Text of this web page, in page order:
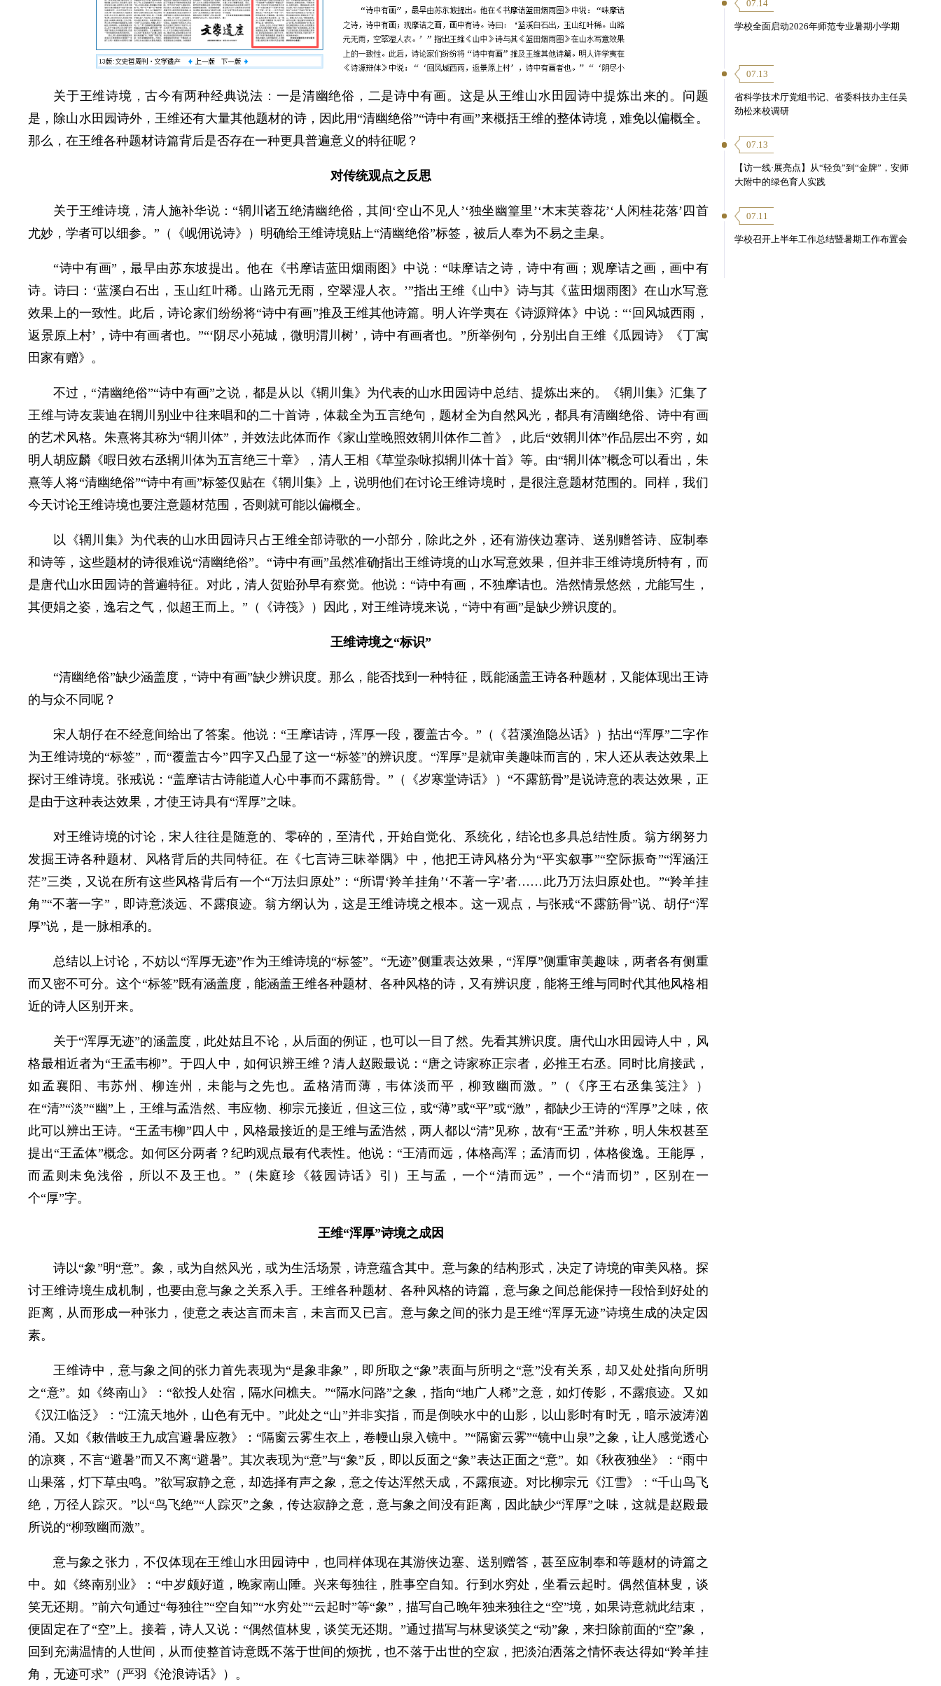
关于王维诗境，古今有两种经典说法：一是清幽绝俗，二是诗中有画。这是从王维山水田园诗中提炼出来的。问题
是，除山水田园诗外，王维还有大量其他题材的诗，因此用“清幽绝俗”“诗中有画”来概括王维的整体诗境，难免以偏概全。
那么，在王维各种题材诗篇背后是否存在一种更具普遍意义的特征呢？
对传统观点之反思
关于王维诗境，清人施补华说：“辋川诸五绝清幽绝俗，其间‘空山不见人’‘独坐幽篁里’‘木末芙蓉花’‘人闲桂花落’四首
尤妙，学者可以细参。”（《岘佣说诗》）明确给王维诗境贴上“清幽绝俗”标签，被后人奉为不易之圭臬。
“诗中有画”，最早由苏东坡提出。他在《书摩诘蓝田烟雨图》中说：“味摩诘之诗，诗中有画；观摩诘之画，画中有
诗。诗曰：‘蓝溪白石出，玉山红叶稀。山路元无雨，空翠湿人衣。’”指出王维《山中》诗与其《蓝田烟雨图》在山水写意
效果上的一致性。此后，诗论家们纷纷将“诗中有画”推及王维其他诗篇。明人许学夷在《诗源辩体》中说：“‘回风城西雨，
返景原上村’，诗中有画者也。”“‘阴尽小苑城，微明渭川树’，诗中有画者也。”所举例句，分别出自王维《瓜园诗》《丁寓
田家有赠》。
不过，“清幽绝俗”“诗中有画”之说，都是从以《辋川集》为代表的山水田园诗中总结、提炼出来的。《辋川集》汇集了
王维与诗友裴迪在辋川别业中往来唱和的二十首诗，体裁全为五言绝句，题材全为自然风光，都具有清幽绝俗、诗中有画
的艺术风格。朱熹将其称为“辋川体”，并效法此体而作《家山堂晚照效辋川体作二首》，此后“效辋川体”作品层出不穷，如
明人胡应麟《暇日效右丞辋川体为五言绝三十章》，清人王相《草堂杂咏拟辋川体十首》等。由“辋川体”概念可以看出，朱
熹等人将“清幽绝俗”“诗中有画”标签仅贴在《辋川集》上，说明他们在讨论王维诗境时，是很注意题材范围的。同样，我们
今天讨论王维诗境也要注意题材范围，否则就可能以偏概全。
以《辋川集》为代表的山水田园诗只占王维全部诗歌的一小部分，除此之外，还有游侠边塞诗、送别赠答诗、应制奉
和诗等，这些题材的诗很难说“清幽绝俗”。“诗中有画”虽然准确指出王维诗境的山水写意效果，但并非王维诗境所特有，而
是唐代山水田园诗的普遍特征。对此，清人贺贻孙早有察觉。他说：“诗中有画，不独摩诘也。浩然情景悠然，尤能写生，
其便娟之姿，逸宕之气，似超王而上。”（《诗筏》）因此，对王维诗境来说，“诗中有画”是缺少辨识度的。
王维诗境之“标识”
“清幽绝俗”缺少涵盖度，“诗中有画”缺少辨识度。那么，能否找到一种特征，既能涵盖王诗各种题材，又能体现出王诗
的与众不同呢？
宋人胡仔在不经意间给出了答案。他说：“王摩诘诗，浑厚一段，覆盖古今。”（《苕溪渔隐丛话》）拈出“浑厚”二字作
为王维诗境的“标签”，而“覆盖古今”四字又凸显了这一“标签”的辨识度。“浑厚”是就审美趣味而言的，宋人还从表达效果上
探讨王维诗境。张戒说：“盖摩诘古诗能道人心中事而不露筋骨。”（《岁寒堂诗话》）“不露筋骨”是说诗意的表达效果，正
是由于这种表达效果，才使王诗具有“浑厚”之味。
对王维诗境的讨论，宋人往往是随意的、零碎的，至清代，开始自觉化、系统化，结论也多具总结性质。翁方纲努力
发掘王诗各种题材、风格背后的共同特征。在《七言诗三昧举隅》中，他把王诗风格分为“平实叙事”“空际振奇”“浑涵汪
茫”三类，又说在所有这些风格背后有一个“万法归原处”：“所谓‘羚羊挂角’‘不著一字’者……此乃万法归原处也。”“羚羊挂
角”“不著一字”，即诗意淡远、不露痕迹。翁方纲认为，这是王维诗境之根本。这一观点，与张戒“不露筋骨”说、胡仔“浑
厚”说，是一脉相承的。
总结以上讨论，不妨以“浑厚无迹”作为王维诗境的“标签”。“无迹”侧重表达效果，“浑厚”侧重审美趣味，两者各有侧重
而又密不可分。这个“标签”既有涵盖度，能涵盖王维各种题材、各种风格的诗，又有辨识度，能将王维与同时代其他风格相
近的诗人区别开来。
关于“浑厚无迹”的涵盖度，此处姑且不论，从后面的例证，也可以一目了然。先看其辨识度。唐代山水田园诗人中，风
格最相近者为“王孟韦柳”。于四人中，如何识辨王维？清人赵殿最说：“唐之诗家称正宗者，必推王右丞。同时比肩接武，
如孟襄阳、韦苏州、柳连州，未能与之先也。孟格清而薄，韦体淡而平，柳致幽而激。”（《序王右丞集笺注》）
在“清”“淡”“幽”上，王维与孟浩然、韦应物、柳宗元接近，但这三位，或“薄”或“平”或“激”，都缺少王诗的“浑厚”之味，依
此可以辨出王诗。“王孟韦柳”四人中，风格最接近的是王维与孟浩然，两人都以“清”见称，故有“王孟”并称，明人朱权甚至
提出“王孟体”概念。如何区分两者？纪昀观点最有代表性。他说：“王清而远，体格高浑；孟清而切，体格俊逸。王能厚，
而孟则未免浅俗，所以不及王也。”（朱庭珍《筱园诗话》引）王与孟，一个“清而远”，一个“清而切”，区别在一
个“厚”字。
王维“浑厚”诗境之成因
诗以“象”明“意”。象，或为自然风光，或为生活场景，诗意蕴含其中。意与象的结构形式，决定了诗境的审美风格。探
讨王维诗境生成机制，也要由意与象之关系入手。王维各种题材、各种风格的诗篇，意与象之间总能保持一段恰到好处的
距离，从而形成一种张力，使意之表达言而未言，未言而又已言。意与象之间的张力是王维“浑厚无迹”诗境生成的决定因
素。
王维诗中，意与象之间的张力首先表现为“是象非象”，即所取之“象”表面与所明之“意”没有关系，却又处处指向所明
之“意”。如《终南山》：“欲投人处宿，隔水问樵夫。”“隔水问路”之象，指向“地广人稀”之意，如灯传影，不露痕迹。又如
《汉江临泛》：“江流天地外，山色有无中。”此处之“山”并非实指，而是倒映水中的山影，以山影时有时无，暗示波涛汹
涌。又如《敕借岐王九成宫避暑应教》：“隔窗云雾生衣上，卷幔山泉入镜中。”“隔窗云雾”“镜中山泉”之象，让人感觉透心
的凉爽，不言“避暑”而又不离“避暑”。其次表现为“意”与“象”反，即以反面之“象”表达正面之“意”。如《秋夜独坐》：“雨中
山果落，灯下草虫鸣。”欲写寂静之意，却选择有声之象，意之传达浑然天成，不露痕迹。对比柳宗元《江雪》：“千山鸟飞
绝，万径人踪灭。”以“鸟飞绝”“人踪灭”之象，传达寂静之意，意与象之间没有距离，因此缺少“浑厚”之味，这就是赵殿最
所说的“柳致幽而激”。
意与象之张力，不仅体现在王维山水田园诗中，也同样体现在其游侠边塞、送别赠答，甚至应制奉和等题材的诗篇之
中。如《终南别业》：“中岁颇好道，晚家南山陲。兴来每独往，胜事空自知。行到水穷处，坐看云起时。偶然值林叟，谈
笑无还期。”前六句通过“每独往”“空自知”“水穷处”“云起时”等“象”，描写自己晚年独来独往之“空”境，如果诗意就此结束，
便固定在了“空”上。接着，诗人又说：“偶然值林叟，谈笑无还期。”通过描写与林叟谈笑之“动”象，来扫除前面的“空”象，
回到充满温情的人世间，从而使整首诗意既不落于世间的烦扰，也不落于出世的空寂，把淡泊洒落之情怀表达得如“羚羊挂
角，无迹可求”（严羽《沧浪诗话》）。
07.14
学校全面启动2026年师范专业暑期小学期
07.13
省科学技术厅党组书记、省委科技办主任吴
劲松来校调研
07.13
【访一线·展亮点】从“轻负”到“金牌”，安师
大附中的绿色育人实践
07.11
学校召开上半年工作总结暨暑期工作布置会